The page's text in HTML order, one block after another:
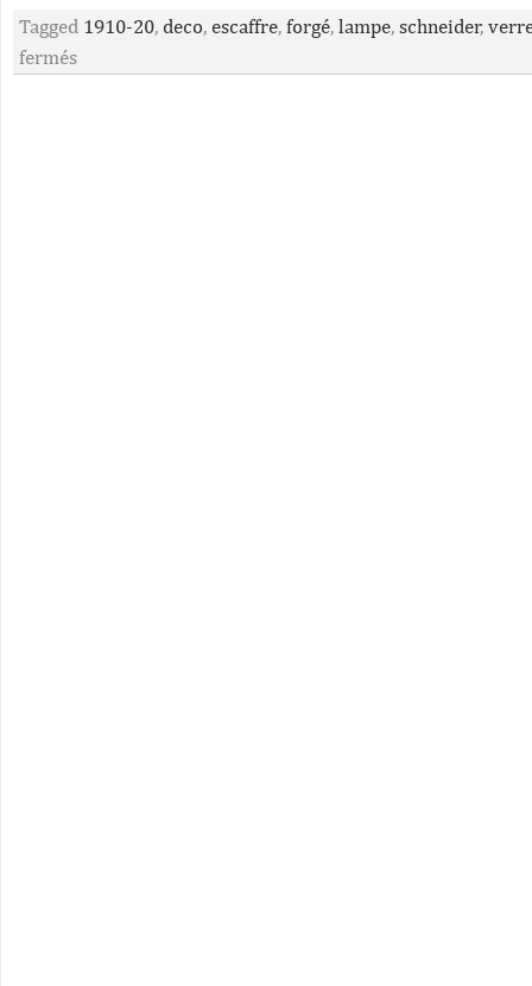
Tagged 1910-20, deco, escaffre, forgé, lampe, schneider,
fermés